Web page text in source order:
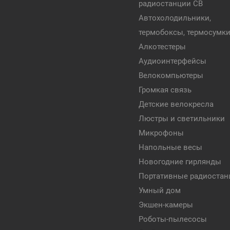
радиостанции CB
Автохолодильники,
термобоксы, термосумки
Алкотестеры
Аудиоинтерфейсы
Велокомпьютеры
Громкая связь
Детские велокресла
Люстры и светильники
Микрофоны
Напольные весы
Новогодние гирлянды
Портативные
Умный дом
Экшен-камеры
Роботы-пылесосы